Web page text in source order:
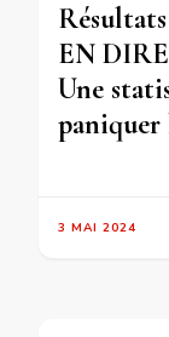
EN
Une
paniquer
3 MAI 2024